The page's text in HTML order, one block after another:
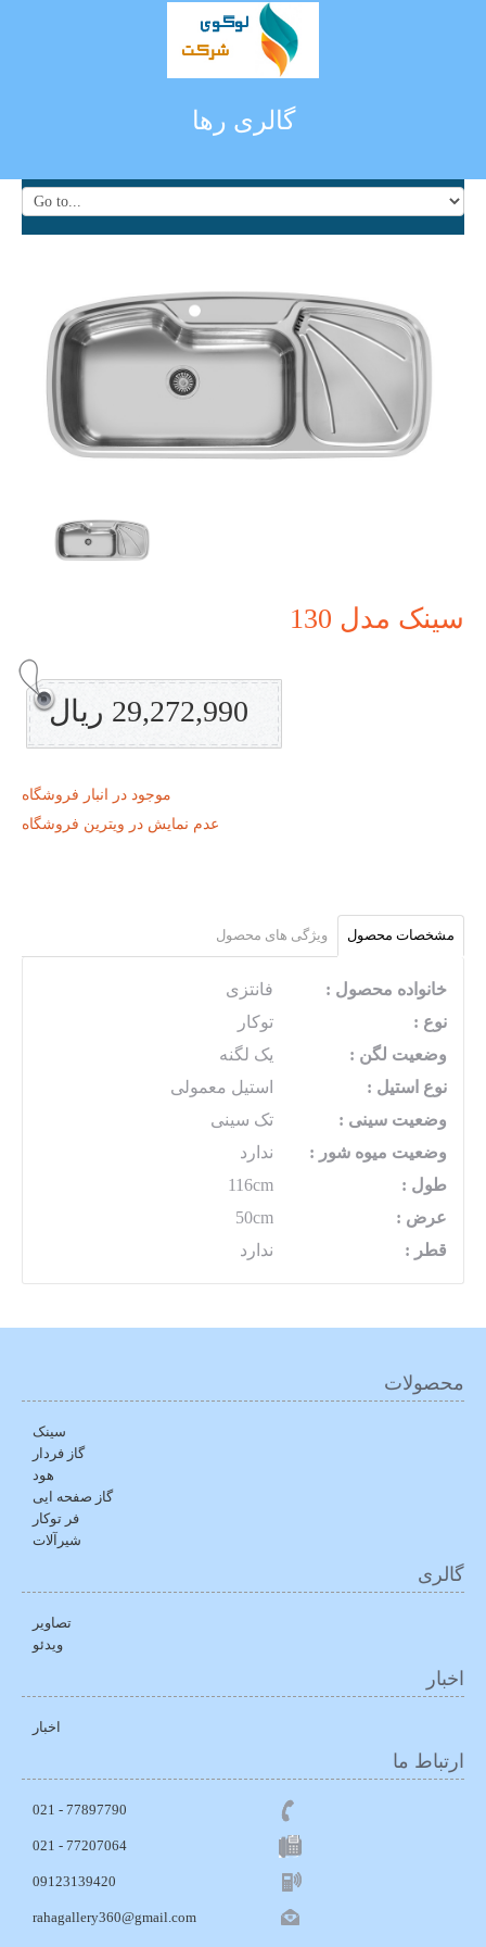
گالری رها
سینک مدل 130
29,272,990 ریال
موجود در انبار فروشگاه
عدم نمایش در ویترین فروشگاه
مشخصات محصول ویژگی های محصول
خانواده محصول :
فانتزی
نوع :
توکار
وضعیت لگن :
یک لگنه
نوع استیل :
استیل معمولی
وضعیت سینی :
تک سینی
وضعیت میوه شور :
ندارد
طول :
116cm
عرض :
50cm
قطر :
ندارد
محصولات
سینک
گاز فردار
هود
گاز صفحه ایی
فر توکار
شیرآلات
گالری
تصاویر
ویدئو
اخبار
اخبار
ارتباط ما
77897790 - 021
021 - 77207064
09123139420
rahagallery360@gmail.com